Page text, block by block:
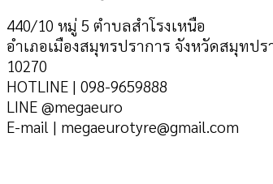
440/10 หมู่ 5 ตำบลสำโรงเหนือ
อำเภอเมืองสมุทรปราการ จังหวัดสมุทปร
10270
HOTLINE | 098-9659888
LINE @megaeuro
E-mail | megaeurotyre@gmail.com